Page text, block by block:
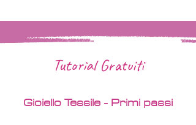
Tutorial Gratuiti
Gioiello Tessile - Primi passi